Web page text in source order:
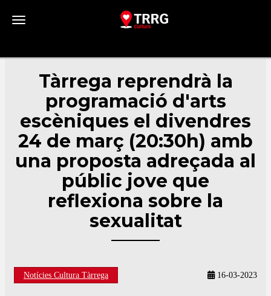
Toggle navigation
Tàrrega reprendrà la
programació d'arts
escèniques el divendres
24 de març (20:30h) amb
una proposta adreçada al
públic jove que
reflexiona sobre la
sexualitat
Notícies Cultura Tàrrega 16-03-2023